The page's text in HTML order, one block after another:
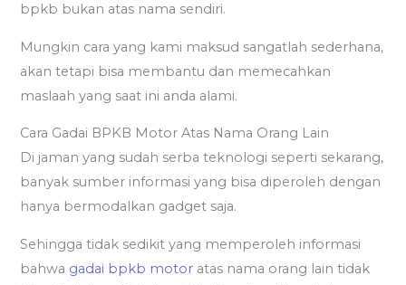
bpkb bukan atas nama sendiri.
Mungkin cara yang kami maksud sangatlah sederhana,
akan tetapi bisa membantu dan memecahkan
maslaah yang saat ini anda alami.
Cara Gadai BPKB Motor Atas Nama Orang Lain
Di jaman yang sudah serba teknologi seperti sekarang,
banyak sumber informasi yang bisa diperoleh dengan
hanya bermodalkan gadget saja.
Sehingga tidak sedikit yang memperoleh informasi
bahwa gadai bpkb motor atas nama orang lain tidak